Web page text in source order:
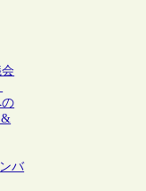
&
バ